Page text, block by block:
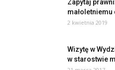
Zapytaj
2 kwietnia 2019
Wizytę w
w starostwie